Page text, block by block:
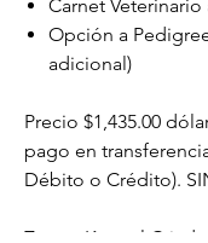
Carnet Veterinario
Opción a
adicional)
Precio $1,435.00
pago en
Débito o Crédito).
Zoona Kennel